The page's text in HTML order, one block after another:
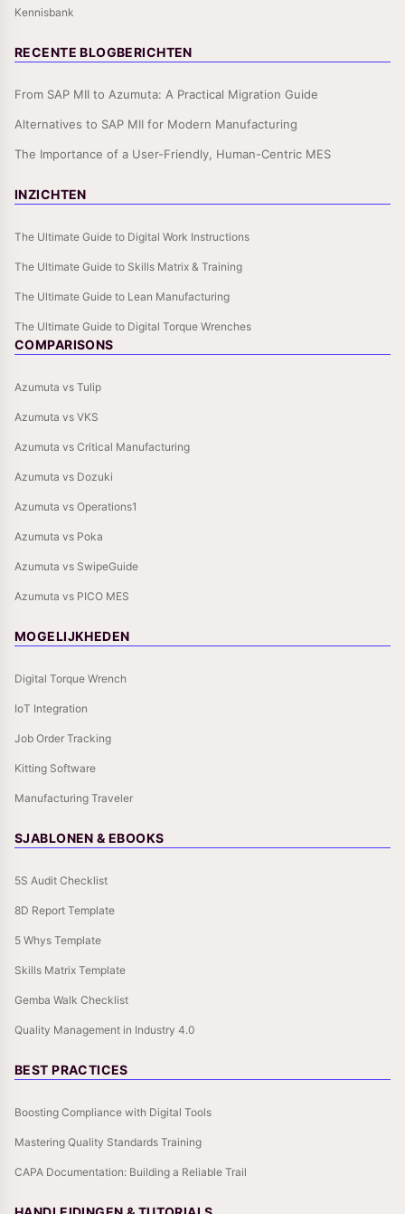
Kennisbank
RECENTE BLOGBERICHTEN
From SAP MII to Azumuta: A Practical Migration Guide
Alternatives to SAP MII for Modern Manufacturing
The Importance of a User-Friendly, Human-Centric MES
INZICHTEN
The Ultimate Guide to Digital Work Instructions
The Ultimate Guide to Skills Matrix & Training
The Ultimate Guide to Lean Manufacturing
The Ultimate Guide to Digital Torque Wrenches
COMPARISONS
Azumuta vs Tulip
Azumuta vs VKS
Azumuta vs Critical Manufacturing
Azumuta vs Dozuki
Azumuta vs Operations1
Azumuta vs Poka
Azumuta vs SwipeGuide
Azumuta vs PICO MES
MOGELIJKHEDEN
Digital Torque Wrench
IoT Integration
Job Order Tracking
Kitting Software
Manufacturing Traveler
SJABLONEN & EBOOKS
5S Audit Checklist
8D Report Template
5 Whys Template
Skills Matrix Template
Gemba Walk Checklist
Quality Management in Industry 4.0
BEST PRACTICES
Boosting Compliance with Digital Tools
Mastering Quality Standards Training
CAPA Documentation: Building a Reliable Trail